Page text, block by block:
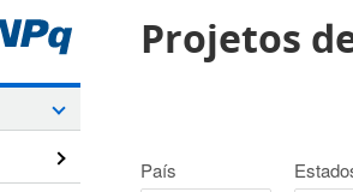
Projetos
País